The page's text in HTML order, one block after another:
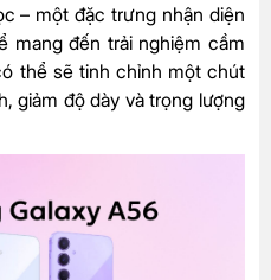
– một đặc trưng nhận diện
mang đến trải nghiệm cầm
thể sẽ tinh chỉnh một chút
giảm độ dày và trọng lượng